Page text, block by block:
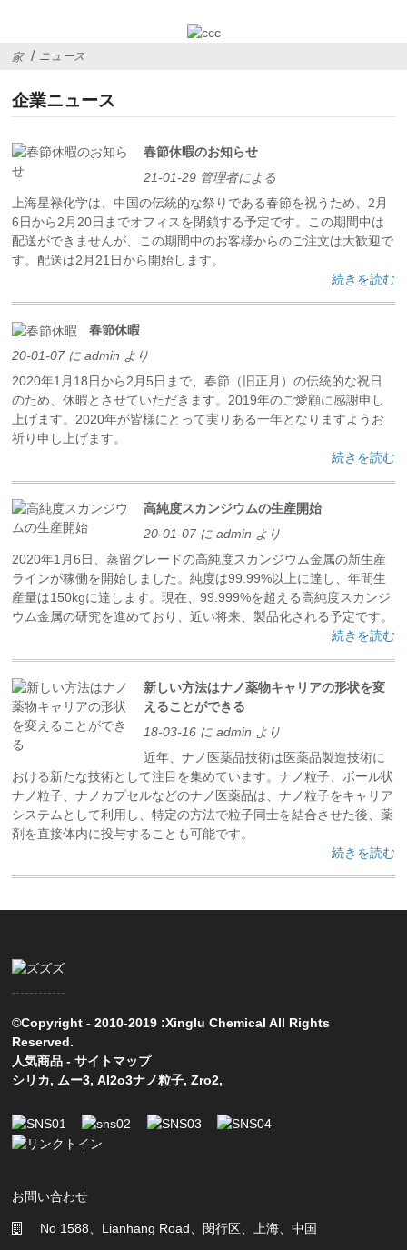
家 ニュース
企業ニュース
春節休暇のお知らせ
21-01-29 管理者による
上海星禄化学は、中国の伝統的な祭りである春節を祝うため、2月
6日から2月20日までオフィスを閉鎖する予定です。この期間中は
配送ができませんが、この期間中のお客様からのご注文は大歓迎で
す。配送は2月21日から開始します。
続きを読む
春節休暇
20-01-07 に admin より
2020年1月18日から2月5日まで、春節（旧正月）の伝統的な祝日
のため、休暇とさせていただきます。2019年のご愛顧に感謝申し
上げます。2020年が皆様にとって実りある一年となりますようお
祈り申し上げます。
続きを読む
高純度スカンジウムの生産開始
20-01-07 に admin より
2020年1月6日、蒸留グレードの高純度スカンジウム金属の新生産
ラインが稼働を開始しました。純度は99.99%以上に達し、年間生
産量は150kgに達します。現在、99.999%を超える高純度スカンジ
ウム金属の研究を進めており、近い将来、製品化される予定です。
続きを読む
新しい方法はナノ薬物キャリアの形状を変
えることができる
18-03-16 に admin より
近年、ナノ医薬品技術は医薬品製造技術に
おける新たな技術として注目を集めています。ナノ粒子、ボール状
ナノ粒子、ナノカプセルなどのナノ医薬品は、ナノ粒子をキャリア
システムとして利用し、特定の方法で粒子同士を結合させた後、薬
剤を直接体内に投与することも可能です。
続きを読む
©Copyright - 2010-2019 :Xinglu Chemical All Rights
Reserved.
人気商品 -サイトマップ
シリカ, ムー3,Al2o3ナノ粒子,Zro2,
お問い合わせ
No 1588、Lianhang Road、閔行区、上海、中国